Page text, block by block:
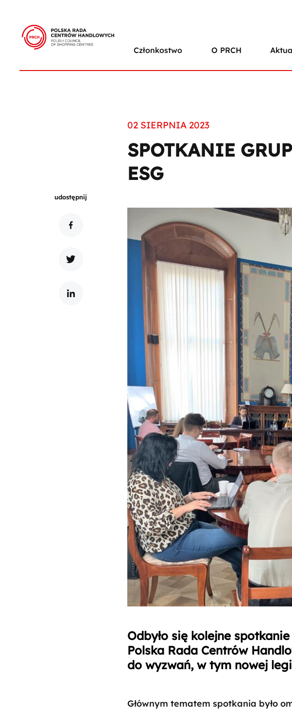
Członkostwo O PRCH
02 SIERPNIA 2023
SPOTKANIE
ESG
udostępnij
Odbyło się kolejne
Polska Rada Centrów
do wyzwań, w tym nowej
Głównym tematem spotkania było